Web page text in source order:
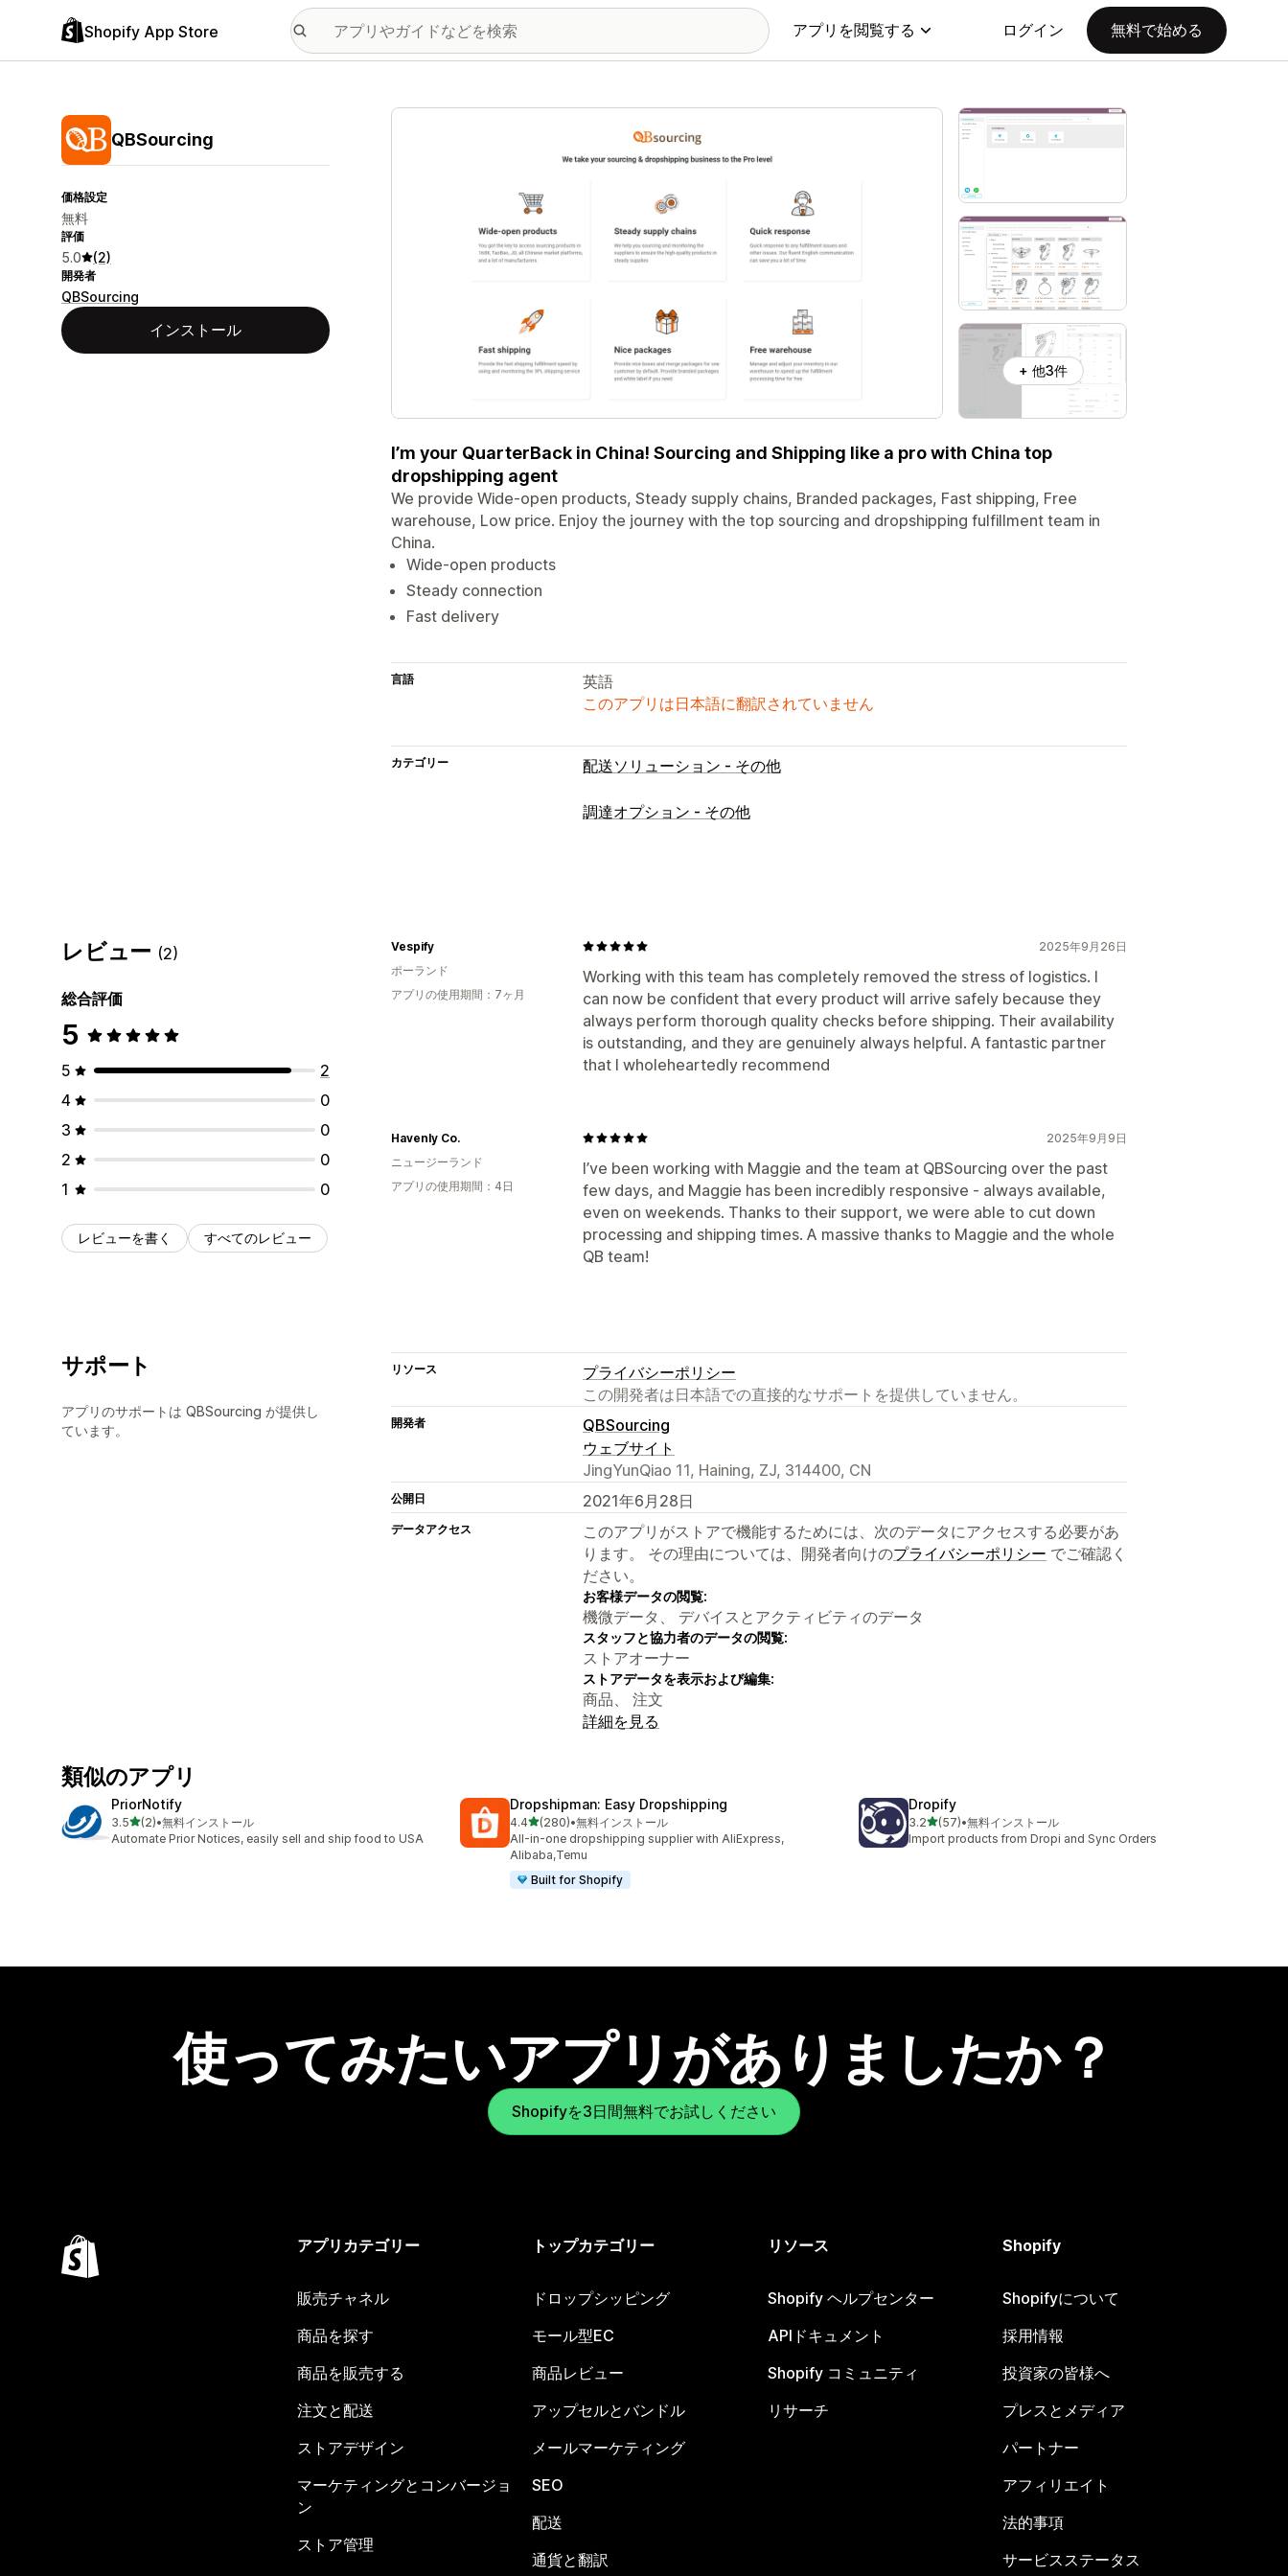
Shopify App Store アプリを閲覧する ログイン 無料で始める
QBSourcing
価格設定
無料
評価
5.0 (2)
開発者
QBSourcing
インストール
特集の画像ギャラリー
+ 他3件
I’m your QuarterBack in China! Sourcing and Shipping like a pro with China top
dropshipping agent
We provide Wide-open products, Steady supply chains, Branded packages, Fast shipping, Free
warehouse, Low price. Enjoy the journey with the top sourcing and dropshipping fulfillment team in
China.
Wide-open products
Steady connection
Fast delivery
言語
英語
このアプリは日本語に翻訳されていません
カテゴリー 配送ソリューション - その他
調達オプション - その他
レビュー (2)
総合評価
5
5
2
4
0
3
0
2
0
1
0
レビューを書く すべてのレビュー
2025年9月26日
Working with this team has completely removed the stress of logistics. I
can now be confident that every product will arrive safely because they
always perform thorough quality checks before shipping. Their availability
is outstanding, and they are genuinely always helpful. A fantastic partner
that I wholeheartedly recommend
Vespify
ポーランド
アプリの使用期間：7ヶ月
2025年9月9日
I’ve been working with Maggie and the team at QBSourcing over the past
few days, and Maggie has been incredibly responsive - always available,
even on weekends. Thanks to their support, we were able to cut down
processing and shipping times. A massive thanks to Maggie and the whole
QB team!
Havenly Co.
ニュージーランド
アプリの使用期間：4日
サポート
アプリのサポートは QBSourcing が提供し
ています。
リソース
プライバシーポリシー
この開発者は日本語での直接的なサポートを提供していません。
開発者
QBSourcing
ウェブサイト
JingYunQiao 11, Haining, ZJ, 314400, CN
公開日 2021年6月28日
データアクセス
このアプリがストアで機能するためには、次のデータにアクセスする必要があ
ります。 その理由については、開発者向けのプライバシーポリシー でご確認く
ださい。
お客様データの閲覧:
機微データ、 デバイスとアクティビティのデータ
スタッフと協力者のデータの閲覧:
ストアオーナー
ストアデータを表示および編集:
商品、 注文
詳細を見る
類似のアプリ
PriorNotify
3.55つ星中
(2)
合計レビュー数：2件
•無料インストール
Automate Prior Notices, easily sell and ship food to USA
Dropshipman: Easy Dropshipping
4.45つ星中
(280)
合計レビュー数：280件
•無料インストール
All-in-one dropshipping supplier with AliExpress,
Alibaba,Temu
Built for Shopify
Dropify
3.25つ星中
(57)
合計レビュー数：57件
•無料インストール
Import products from Dropi and Sync Orders
使ってみたいアプリがありましたか？
Shopifyを3日間無料でお試しください
アプリカテゴリー
販売チャネル
商品を探す
商品を販売する
注文と配送
ストアデザイン
マーケティングとコンバージョ
ン
ストア管理
トップカテゴリー
ドロップシッピング
モール型EC
商品レビュー
アップセルとバンドル
メールマーケティング
SEO
配送
通貨と翻訳
リソース
Shopify ヘルプセンター
APIドキュメント
Shopify コミュニティ
リサーチ
Shopify
Shopifyについて
採用情報
投資家の皆様へ
プレスとメディア
パートナー
アフィリエイト
法的事項
サービスステータス